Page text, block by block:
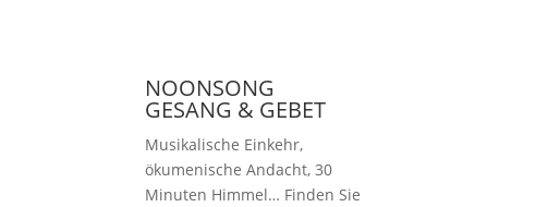
NOONSONG
GESANG & GEBET
Musikalische Einkehr,
ökumenische Andacht, 30
Minuten Himmel… Finden Sie